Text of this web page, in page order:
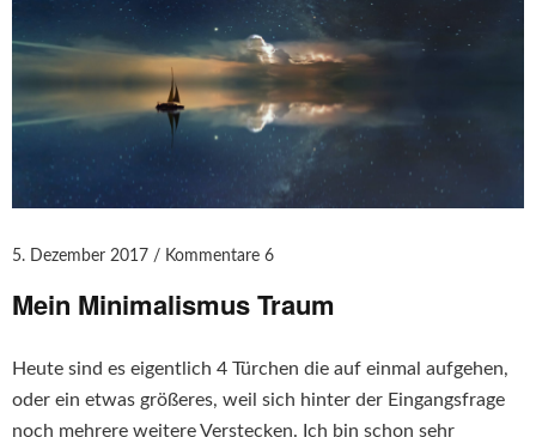
5. Dezember 2017 Kommentare 6
Mein Minimalismus Traum
Heute sind es eigentlich 4 Türchen die auf einmal aufgehen,
oder ein etwas größeres, weil sich hinter der Eingangsfrage
noch mehrere weitere Verstecken. Ich bin schon sehr